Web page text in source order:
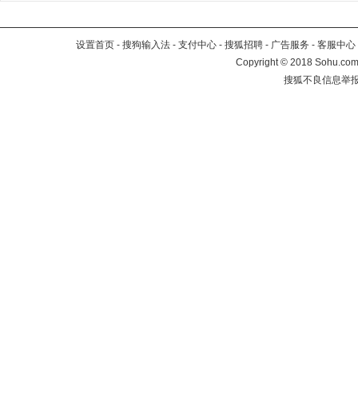
设置首页 - 搜狗输入法 - 支付中心 - 搜狐招聘 - 广告服务 - 客服中心
Copyright©2018
搜狐不良信息举